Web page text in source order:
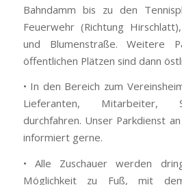
Bahndamm bis zu den
Feuerwehr (Richtung
und Blumenstraße. Weitere
öffentlichen Plätzen sind dann
• In den Bereich zum
Lieferanten, Mitarbeiter,
durchfahren. Unser Parkdienst
informiert gerne.
• Alle Zuschauer werden
Möglichkeit zu Fuß, mit